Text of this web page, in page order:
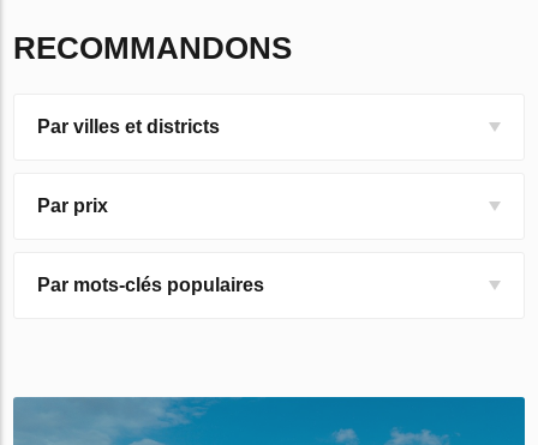
RECOMMANDONS
Par villes et districts
Par prix
Par mots-clés populaires